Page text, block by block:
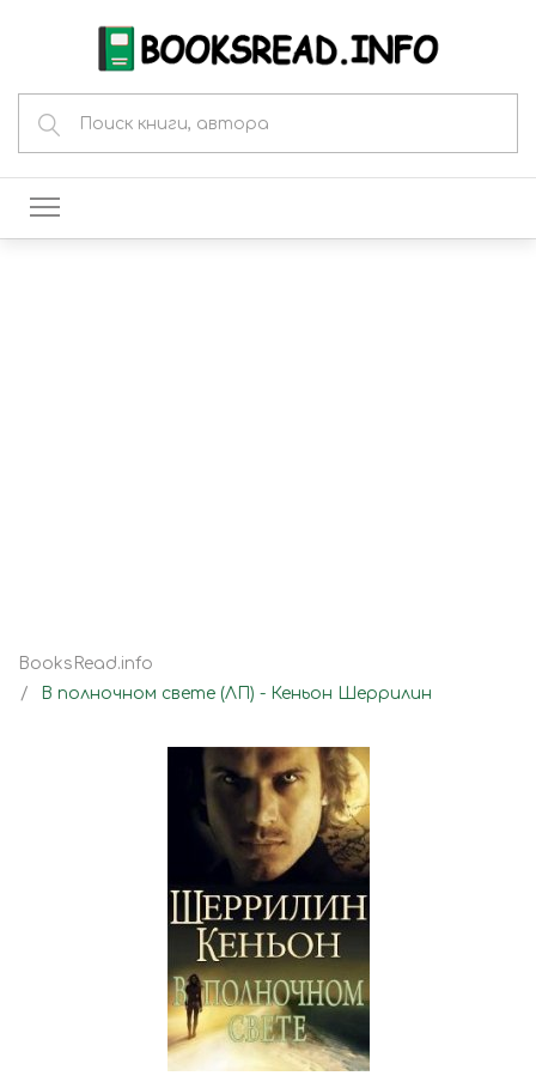
BooksRead.info
В полночном свете (ЛП) - Кеньон Шеррилин